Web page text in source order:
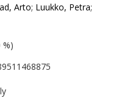
Arto; Luukko, Petra;
%)